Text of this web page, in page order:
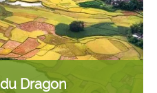
Dragon